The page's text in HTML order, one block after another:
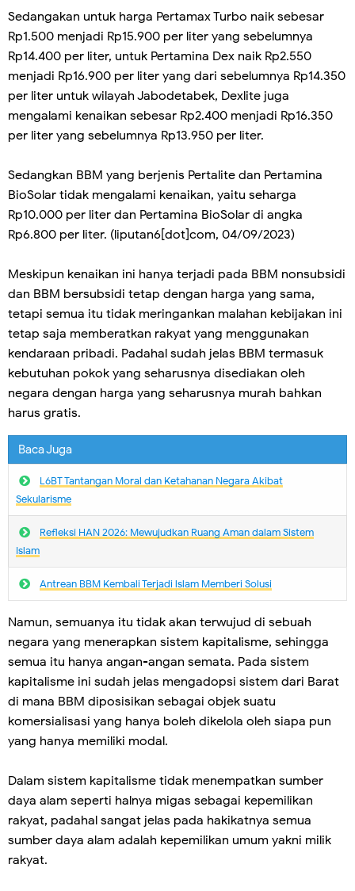
Sedangakan untuk harga Pertamax Turbo naik sebesar
Rp1.500 menjadi Rp15.900 per liter yang sebelumnya
Rp14.400 per liter, untuk Pertamina Dex naik Rp2.550
menjadi Rp16.900 per liter yang dari sebelumnya Rp14.350
per liter untuk wilayah Jabodetabek, Dexlite juga
mengalami kenaikan sebesar Rp2.400 menjadi Rp16.350
per liter yang sebelumnya Rp13.950 per liter.
Sedangkan BBM yang berjenis Pertalite dan Pertamina
BioSolar tidak mengalami kenaikan, yaitu seharga
Rp10.000 per liter dan Pertamina BioSolar di angka
Rp6.800 per liter. (liputan6[dot]com, 04/09/2023)
Meskipun kenaikan ini hanya terjadi pada BBM nonsubsidi
dan BBM bersubsidi tetap dengan harga yang sama,
tetapi semua itu tidak meringankan malahan kebijakan ini
tetap saja memberatkan rakyat yang menggunakan
kendaraan pribadi. Padahal sudah jelas BBM termasuk
kebutuhan pokok yang seharusnya disediakan oleh
negara dengan harga yang seharusnya murah bahkan
harus gratis.
Baca Juga
L6BT Tantangan Moral dan Ketahanan Negara Akibat
Sekularisme
Refleksi HAN 2026: Mewujudkan Ruang Aman dalam Sistem
Islam
Antrean BBM Kembali Terjadi lslam Memberi Solusi
Namun, semuanya itu tidak akan terwujud di sebuah
negara yang menerapkan sistem kapitalisme, sehingga
semua itu hanya angan-angan semata. Pada sistem
kapitalisme ini sudah jelas mengadopsi sistem dari Barat
di mana BBM diposisikan sebagai objek suatu
komersialisasi yang hanya boleh dikelola oleh siapa pun
yang hanya memiliki modal.
Dalam sistem kapitalisme tidak menempatkan sumber
daya alam seperti halnya migas sebagai kepemilikan
rakyat, padahal sangat jelas pada hakikatnya semua
sumber daya alam adalah kepemilikan umum yakni milik
rakyat.